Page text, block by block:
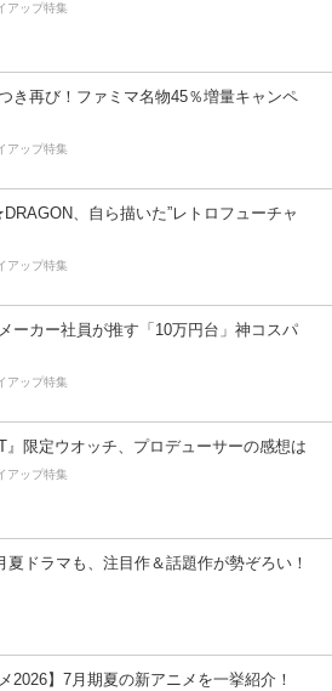
アップ特集
き再び！ファミマ名物45％増量キャンペ
アップ特集
、自ら描いた”レトロフューチャ
アップ特集
メーカー社員が推す「10万円台」神コスパ
アップ特集
』限定ウオッチ、プロデューサーの感想は
アップ特集
夏ドラマも、注目作＆話題作が勢ぞろい！
2026】7月期夏の新アニメを一挙紹介！